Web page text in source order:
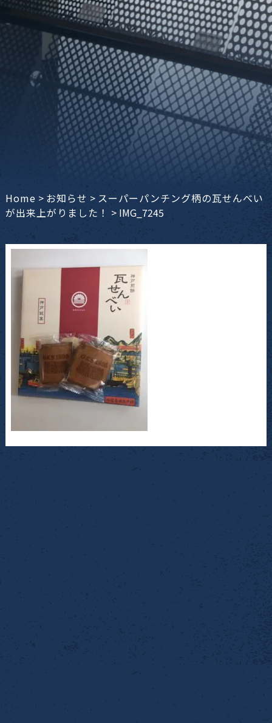
Home > お知らせ > スーパーパンチング柄の瓦せんべい
が出来上がりました！ > IMG_7245